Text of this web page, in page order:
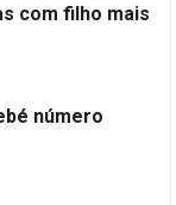
com filho mais
número